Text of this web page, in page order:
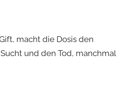
macht die Dosis den
und den Tod, manchmal